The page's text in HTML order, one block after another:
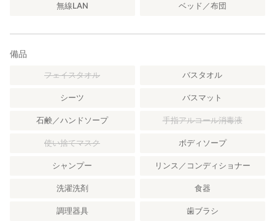
無線LAN ベッド／布団
備品
フェイスタオル バスタオル
シーツ バスマット
石鹸／ハンドソープ 手指アルコール消毒液
使い捨てマスク ボディソープ
シャンプー リンス／コンディショナー
洗濯洗剤 食器
調理器具 歯ブラシ